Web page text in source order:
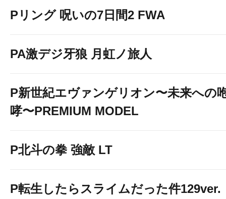
★スマスロ ライン
Pリング 呪いの7日間2 FWA
PA激デジ牙狼 月虹ノ旅人
P新世紀エヴァンゲリオン〜未来への
哮〜PREMIUM MODEL
P北斗の拳 強敵 LT
P転生したらスライムだった件129ver.